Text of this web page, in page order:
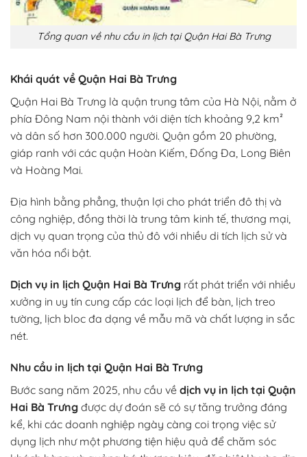
Tổng quan về nhu cầu in lịch tại Quận Hai Bà Trưng
Khái quát về Quận Hai Bà Trưng
Quận Hai Bà Trưng là quận trung tâm của Hà Nội, nằm ở
phía Đông Nam nội thành với diện tích khoảng 9,2 km²
và dân số hơn 300.000 người. Quận gồm 20 phường,
giáp ranh với các quận Hoàn Kiếm, Đống Đa, Long Biên
và Hoàng Mai.
Địa hình bằng phẳng, thuận lợi cho phát triển đô thị và
công nghiệp, đồng thời là trung tâm kinh tế, thương mại,
dịch vụ quan trọng của thủ đô với nhiều di tích lịch sử và
văn hóa nổi bật.
Dịch vụ in lịch Quận Hai Bà Trưng rất phát triển với nhiều
xưởng in uy tín cung cấp các loại lịch để bàn, lịch treo
tường, lịch bloc đa dạng về mẫu mã và chất lượng in sắc
nét.
Nhu cầu in lịch tại Quận Hai Bà Trưng
Bước sang năm 2025, nhu cầu về dịch vụ in lịch tại Quận
Hai Bà Trưng được dự đoán sẽ có sự tăng trưởng đáng
kể, khi các doanh nghiệp ngày càng coi trọng việc sử
dụng lịch như một phương tiện hiệu quả để chăm sóc